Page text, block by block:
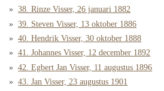
38. Rinze Visser, 26 januari 1882
39. Steven Visser, 13 oktober 1886
40. Hendrik Visser, 30 oktober 1888
41. Johannes Visser, 12 december 1892
42. Egbert Jan Visser, 11 augustus 1896
43. Jan Visser, 23 augustus 1901